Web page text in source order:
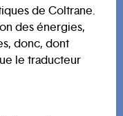
de Coltrane.
des énergies,
donc, dont
le traducteur